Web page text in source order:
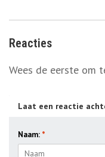
Reacties
Wees de eerste om
Laat een reactie
Naam: *